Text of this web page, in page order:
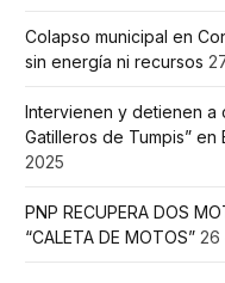
Colapso municipal en
sin energía ni recursos
Intervienen y detienen a
Gatilleros de Tumpis” en
2025
PNP RECUPERA DOS
“CALETA DE MOTOS” 26